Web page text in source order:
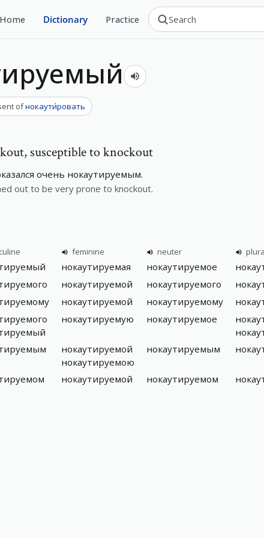
Home Dictionary Practice
ofнокаути́ровать
, susceptible to knockout
очень нокаутируемым.
out to be very prone to knockout.
feminine neuter
нокаутируемая нокаутируемое
нокаутируемой нокаутируемого
нокаутируемой нокаутируемому
нокаутируемую нокаутируемое
нокаутируемой
нокаутируемою
нокаутируемым
нокаутируемой нокаутируемом